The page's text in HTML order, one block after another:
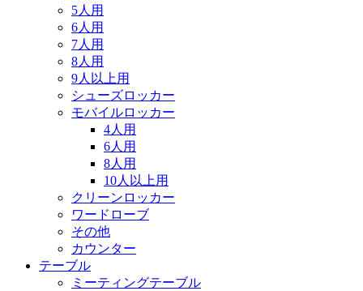
5人用
6人用
7人用
8人用
9人以上用
シューズロッカー
モバイルロッカー
4人用
6人用
8人用
10人以上用
クリーンロッカー
ワードローブ
その他
カウンター
テーブル
ミーティングテーブル